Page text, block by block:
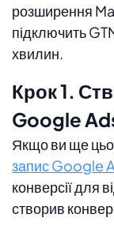
розширення
підключить
хвилин.
Крок 1.
Google
Якщо ви ще
запис Google
конверсії для
створив